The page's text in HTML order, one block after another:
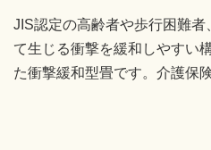
JIS認定の高齢者や歩行困難
て生じる衝撃を緩和しやすい
た衝撃緩和型畳です。介護保